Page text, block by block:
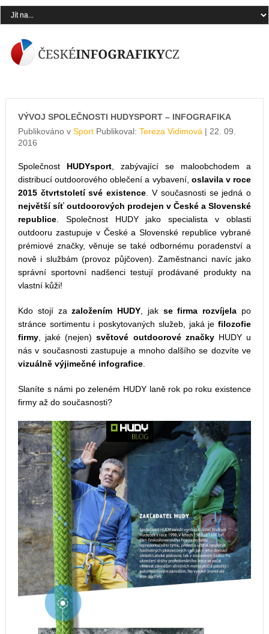
VÝVOJ SPOLEČNOSTI HUDYSPORT – INFOGRAFIKA
Publikováno v SportPublikoval: Tereza Vidimová | 22. 09.
2016
Společnost HUDYsport, zabývající se maloobchodem a
distribucí outdoorového oblečení a vybavení, oslavila v roce
2015 čtvrtstoletí své existence . V současnosti se jedná o
největší síť outdoorových prodejen v České a Slovenské
republice. Společnost HUDY jako specialista v oblasti
outdooru zastupuje v České a Slovenské republice vybrané
prémiové značky, věnuje se také odbornému poradenství a
nově i službám (provoz půjčoven). Zaměstnanci navíc jako
správní sportovní nadšenci testují prodávané produkty na
vlastní kůži!
Kdo stojí zazaložením HUDY , jak se firma rozvíjela po
stránce sortimentu i poskytovaných služeb, jaká jefilozofie
firmy, jaké (nejen)světové outdoorové značkyHUDY u
nás v současnosti zastupuje a mnoho dalšího se dozvíte ve
vizuálně výjimečné infografice.
Slaníte s námi po zeleném HUDY laně rok po roku existence
firmy až do současnosti?